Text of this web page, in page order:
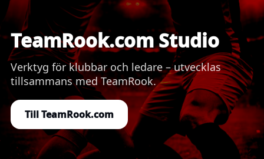
TeamRook.com Studio
Verktyg för klubbar och ledare – utvecklas
tillsammans med TeamRook.
Till TeamRook.com